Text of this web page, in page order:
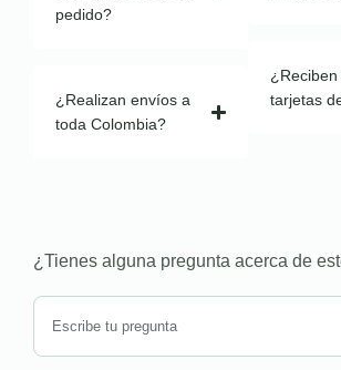
pedido?
¿Realizan envíos a
toda Colombia?
tarjetas
¿Tienes alguna pregunta acerca de